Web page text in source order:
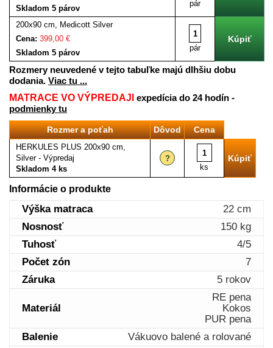
Skladom 5 párov
pár
200x90 cm, Medicott Silver
Cena: 399,00 €
Skladom 5 párov
pár
Rozmery neuvedené v tejto tabuľke majú dlhšiu dobu
dodania. Viac tu ...
MATRACE VO VÝPREDAJI expedícia do 24 hodín -
podmienky tu
Rozmer a poťah Dôvod Cena
HERKULES PLUS 200x90 cm,
Silver - Výpredaj
Skladom 4 ks
?
ks
Informácie o produkte
Výška matraca
22 cm
Nosnosť
150 kg
Tuhosť
4/5
Počet zón
7
Záruka
5 rokov
Materiál
RE pena
Kokos
PUR pena
Balenie
Vákuovo balené a rolované